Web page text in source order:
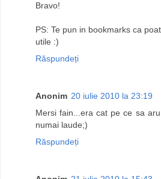
Bravo!
PS: Te pun in bookmarks ca
utile :)
Răspundeți
Anonim 20 iulie 2010 la 23:19
Mersi fain...era cat pe ce sa
numai laude;)
Răspundeți